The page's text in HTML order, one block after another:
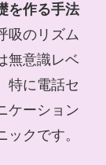
を作る手法
吸のリズム
無意識レベ
特に電話セ
ケーション
クです。